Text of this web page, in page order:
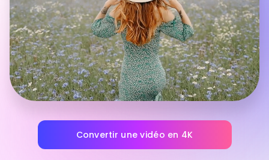
Convertir une vidéo en 4K